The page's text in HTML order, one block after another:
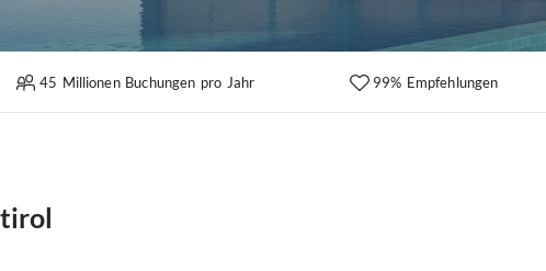
45 Millionen Buchungen pro Jahr 99% Empfehlungen